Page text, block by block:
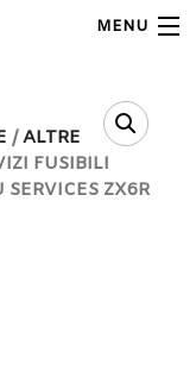
MENU
/ALTRE
FUSIBILI
ZX6R